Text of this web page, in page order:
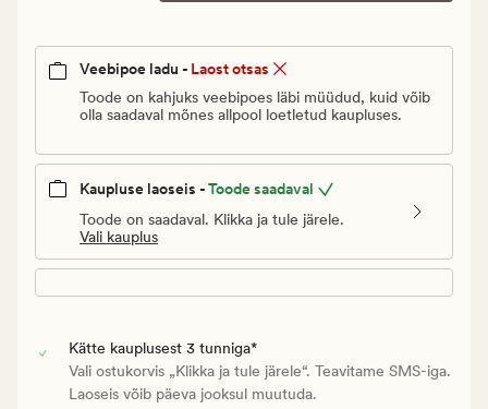
Veebipoe ladu - Laost otsas
Toode on kahjuks veebipoes läbi müüdud, kuid võib
olla saadaval mõnes allpool loetletud kaupluses.
Kaupluse laoseis -Toode saadaval
Toode on saadaval. Klikka ja tule järele.
Vali kauplus
Kätte kauplusest 3 tunniga*
Vali ostukorvis „Klikka ja tule järele“. Teavitame SMS-iga.
Laoseis võib päeva jooksul muutuda.